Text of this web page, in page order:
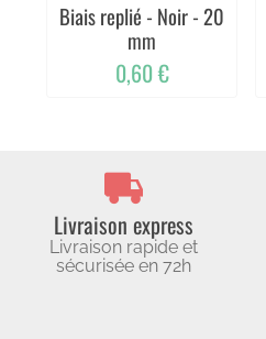
Biais replié - Noir - 20
mm
0,60 €
Livraison express
Livraison rapide et
sécurisée en 72h